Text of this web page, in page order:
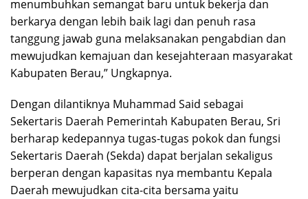
menumbuhkan semangat baru untuk bekerja dan
berkarya dengan lebih baik lagi dan penuh rasa
tanggung jawab guna melaksanakan pengabdian dan
mewujudkan kemajuan dan kesejahteraan masyarakat
Kabupaten Berau,” Ungkapnya.
Dengan dilantiknya Muhammad Said sebagai
Sekertaris Daerah Pemerintah Kabupaten Berau, Sri
berharap kedepannya tugas-tugas pokok dan fungsi
Sekertaris Daerah (Sekda) dapat berjalan sekaligus
berperan dengan kapasitas nya membantu Kepala
Daerah mewujudkan cita-cita bersama yaitu